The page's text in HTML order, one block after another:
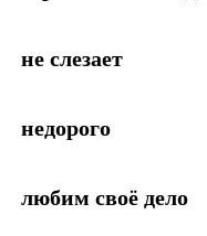
не слезает
недорого
любим своё дело